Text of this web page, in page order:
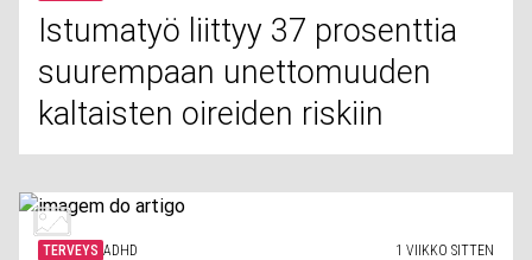
Istumatyö liittyy 37 prosenttia
suurempaan unettomuuden
kaltaisten oireiden riskiin
TERVEYS ADHD 1 VIIKKO SITTEN